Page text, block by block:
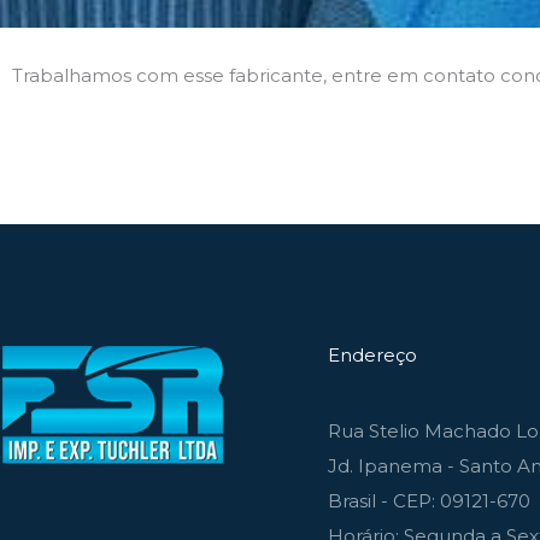
Trabalhamos com esse fabricante, entre em contato
Endereço
Rua Stelio Machado
Jd. Ipanema - Santo
Brasil - CEP: 09121-670